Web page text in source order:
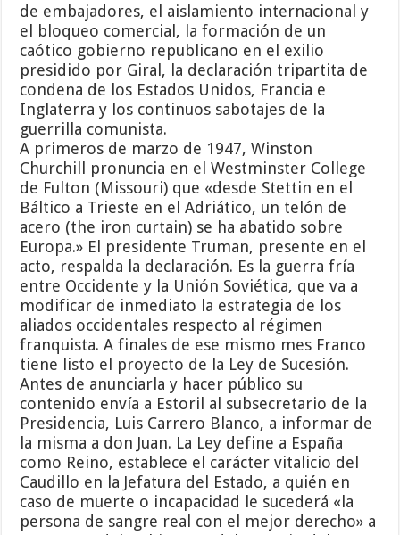
de embajadores, el aislamiento internacional y
el bloqueo comercial, la formación de un
caótico gobierno republicano en el exilio
presidido por Giral, la declaración tripartita de
condena de los Estados Unidos, Francia e
Inglaterra y los continuos sabotajes de la
guerrilla comunista.
A primeros de marzo de 1947, Winston
Churchill pronuncia en el Westminster College
de Fulton (Missouri) que «desde Stettin en el
Báltico a Trieste en el Adriático, un telón de
acero (the iron curtain) se ha abatido sobre
Europa.» El presidente Truman, presente en el
acto, respalda la declaración. Es la guerra fría
entre Occidente y la Unión Soviética, que va a
modificar de inmediato la estrategia de los
aliados occidentales respecto al régimen
franquista. A finales de ese mismo mes Franco
tiene listo el proyecto de la Ley de Sucesión.
Antes de anunciarla y hacer público su
contenido envía a Estoril al subsecretario de la
Presidencia, Luis Carrero Blanco, a informar de
la misma a don Juan. La Ley define a España
como Reino, establece el carácter vitalicio del
Caudillo en la Jefatura del Estado, a quién en
caso de muerte o incapacidad le sucederá «la
persona de sangre real con el mejor derecho» a